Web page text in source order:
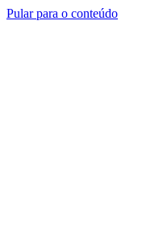
Pular para o conteúdo